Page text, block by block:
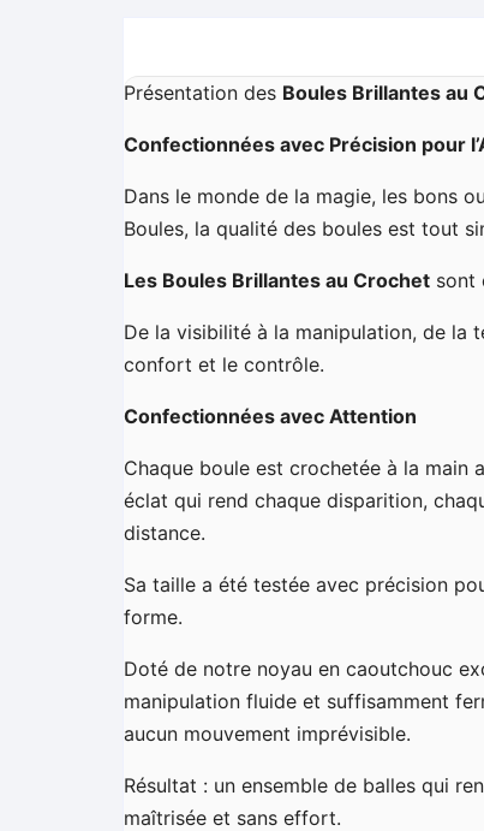
Présentation des Boules Brillantes au
Confectionnées avec Précision pour
Dans le monde de la magie, les bons
Boules, la qualité des boules est tout
Les Boules Brillantes au Crochet sont
De la visibilité à la manipulation, de la
confort et le contrôle.
Confectionnées avec Attention
Chaque boule est crochetée à la main
éclat qui rend chaque disparition,
distance.
Sa taille a été testée avec précision
forme.
Doté de notre noyau en caoutchouc
manipulation fluide et suffisamment
aucun mouvement imprévisible.
Résultat : un ensemble de balles qui
maîtrisée et sans effort.